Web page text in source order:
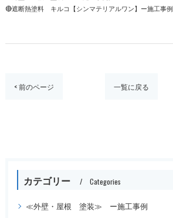
🔴遮断熱塗料 キルコ【シンマテリアルワン】ー施工事例
< 前のページ 一覧に戻る
カテゴリー Categories
≪外壁・屋根 塗装≫ ー施工事例